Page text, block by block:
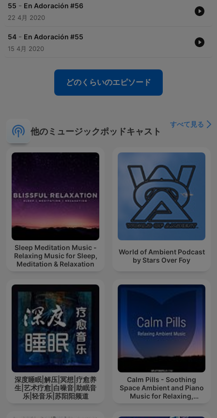
55 - En Adoración #56
22 4月 2020
54 - En Adoración #55
15 4月 2020
どのくらいのエピソード
他のミュージックポッドキャスト
すべて見る
Sleep Meditation Music -
Relaxing Music for Sleep,
Meditation & Relaxation
World of Ambient Podcast
by Stars Over Foy
深度睡眠|解压|冥想|疗愈养
生|艺术疗愈|白噪音|助眠音
乐|轻音乐|苏阳阳频道
Calm Pills - Soothing
Space Ambient and Piano
Music for Relaxing,